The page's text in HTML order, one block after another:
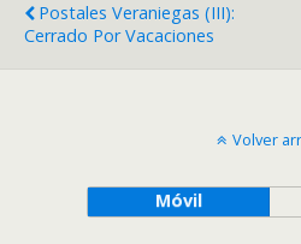
Postales Veraniegas (III):
Cerrado Por Vacaciones
Volver
Móvil